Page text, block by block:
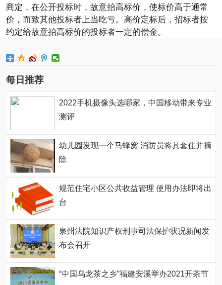
商定，在公开投标时，故意抬高标价，使标价高于通常
价，而致其他投标者上当吃亏。高价定标后，招标者按
约定给故意抬高标价的投标者一定的偿金。
每日推荐
2022手机摄像头选哪家，中国移动带来专业
测评
幼儿园发现一个马蜂窝 消防员将其套住并摘
除
规范住宅小区公共收益管理 使用办法即将出
台
泉州法院知识产权刑事司法保护状况新闻发
布会召开
“中国乌龙茶之乡”福建安溪举办2021开茶节